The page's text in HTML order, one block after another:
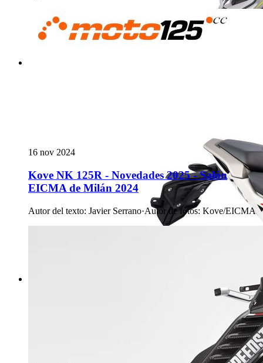
16 nov 2024
Kove NK 125R - Novedades 2025 - Salón
EICMA de Milán 2024
Autor del texto: Javier Serrano·Autor de fotos: Kove/EICMA